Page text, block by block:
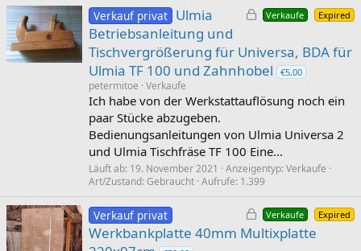
G
s
p
e
r
t
Verkaufe Expired
Verkauf privat Ulmia
Betriebsanleitung und
Tischvergrößerung für Universa, BDA für
Ulmia TF 100 und Zahnhobel
€5,00
petermitoe Verkaufe
Ich habe von der Werkstattauflösung noch ein
paar Stücke abzugeben.
Bedienungsanleitungen von Ulmia Universa 2
und Ulmia Tischfräse TF 100 Eine...
Läuft ab 19. November 2021 Anzeigentyp Verkaufe
Art/Zustand Gebraucht Aufrufe 1.399
G
e
Verkaufe Expired
Verkauf privat
Werkbankplatte 40mm Multixplatte